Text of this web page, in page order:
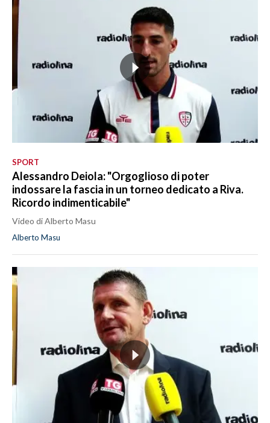
SPORT
Alessandro Deiola: "Orgoglioso di poter
indossare la fascia in un torneo dedicato a Riva.
Ricordo indimenticabile"
Video di Alberto Masu
Alberto Masu